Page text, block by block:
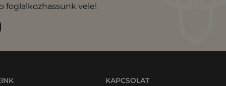
foglalkozhassunk vele!
KAPCSOLAT